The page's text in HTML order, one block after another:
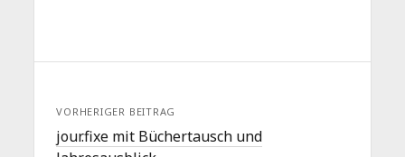
VORHERIGER BEITRAG
jour.fixe mit Büchertausch und